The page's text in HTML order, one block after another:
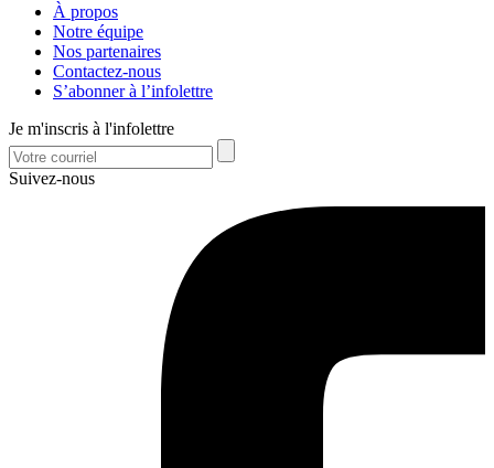
À propos
Notre équipe
Nos partenaires
Contactez-nous
S’abonner à l’infolettre
Je m'inscris à l'infolettre
Suivez-nous